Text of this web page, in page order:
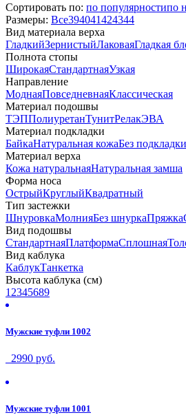
Сортировать по: по популярностипо
Размеры: Все394041424344
Вид материала верха
ГладкийЗернистыйЛаковаяГладкая
Полнота стопы
ШирокаяСтандартнаяУзкая
Направление
МоднаяПовседневнаяКлассическая
Материал подошвы
ТЭППолиуретанТунитРелакЭВА
Материал подкладки
БайкаНатуральная кожаБез подкладки
Материал верха
Кожа натуральнаяНатуральная замша
Форма носа
ОстрыйКруглыйКвадратный
Тип застежки
ШнуровкаМолнияБез шнуркаПряжка
Вид подошвы
СтандартнаяПлатформаСплошная
Вид каблука
КаблукТанкетка
Высота каблука (см)
1 2345689
Мужские туфли 1002
2990 руб.
Мужские туфли 1001